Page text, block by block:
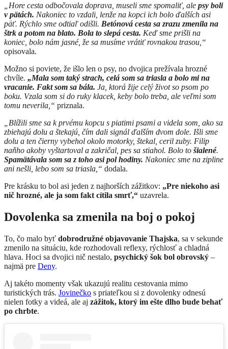
„Hore cesta odbočovala doprava, museli sme spomaliť, ale psy boli
v pätách. Nakoniec to vzdali, lenže na kopci ich bolo ďalších asi
päť. Rýchlo sme odtiaľ odišli. Betónová cesta sa zrazu zmenila na
štrk a potom na blato. Bola to slepá cesta. Keď sme prišli na
koniec, bolo nám jasné, že sa musíme vrátiť rovnakou trasou,“
opisovala.
Možno si poviete, že išlo len o psy, no dvojica prežívala hrozné
chvíle. „Mala som taký strach, celá som sa triasla a bolo mi na
vracanie. Fakt som sa bála. Ja, ktorá žije celý život so psom po
boku. Vzala som si do ruky klacek, keby bolo treba, ale veľmi som
tomu neverila,“ priznala.
„Blížili sme sa k prvému kopcu s piatimi psami a videla som, ako sa
zbiehajú dolu a štekajú, čím dali signál ďalším dvom dole. Išli sme
dolu a ten čierny vybehol okolo motorky, štekal, ceril zuby. Filip
naňho akoby vyštartoval a zakričal, pes sa stiahol. Bolo to šialené.
Spamätávala som sa z toho asi pol hodiny. Nakoniec sme na zipline
ani nešli, lebo som sa triasla,“ dodala.
Pre krásku to bol asi jeden z najhorších zážitkov: „Pre niekoho asi
nič hrozné, ale ja som fakt cítila smrť,“ uzavrela.
Dovolenka sa zmenila na boj o pokoj
To, čo malo byť dobrodružné objavovanie Thajska, sa v sekunde
zmenilo na situáciu, kde rozhodovali reflexy, rýchlosť a chladná
hlava. Hoci sa dvojici nič nestalo, psychický šok bol obrovský –
najmä pre Deny.
Aj takéto momenty však ukazujú realitu cestovania mimo
turistických trás. Jovinečko s priateľkou si z dovolenky odnesú
nielen fotky a videá, ale aj zážitok, ktorý im ešte dlho bude behať
po chrbte.